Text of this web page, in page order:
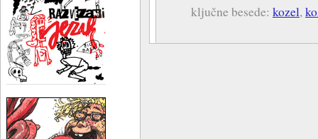
ključne besede: kozel,